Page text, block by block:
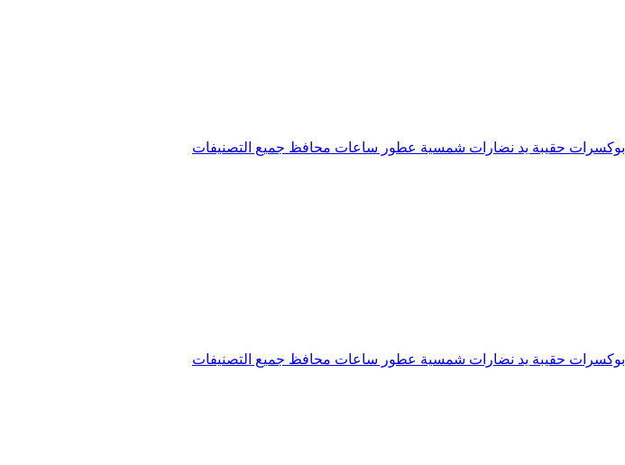
بوكسرات حقيبة يد نضارات شمسية عطور ساعات محافظ جميع التصنيفات
بوكسرات حقيبة يد نضارات شمسية عطور ساعات محافظ جميع التصنيفات